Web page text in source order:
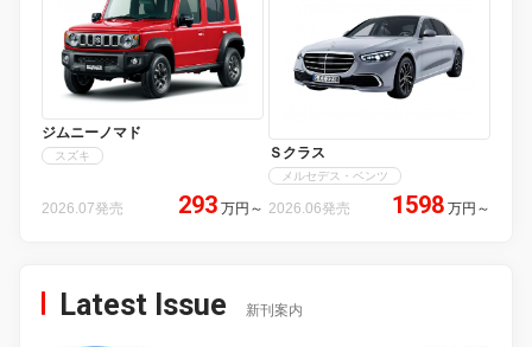
ジムニーノマド
スズキ
2026.07発売 293 万円 ～
Ｓクラス
メルセデス・ベンツ
2026.06発売 1598 万円 ～
Latest Issue 新刊案内